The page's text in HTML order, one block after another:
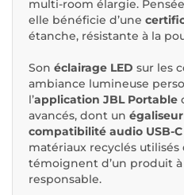
multi-room élargie.
elle bénéficie d’une
étanche, résistante à la
Son éclairage LED sur les
ambiance lumineuse
l’application JBL Portable
avancés, dont un
compatibilité audio USB-C
matériaux recyclés
témoignent d’un produit
responsable.